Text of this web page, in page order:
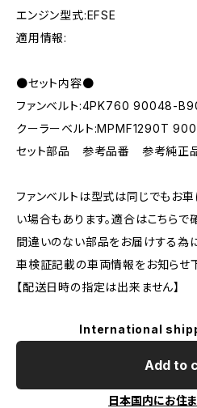
エンジン型式:EFSE
適用情報:
●セット内容●
ファンベルト:4PK760 90048-
クーラーベルト:MPMF1290T
セット部品 参考品番 参考純正品
ファンベルトは型式は同じでもお
い場合もあります。適合はこちらで
間違いのない部品をお届けする為
車検証記載の車両情報をお知らせ
【配送日時の指定は出来ません】
International
Add to
日本国内にお住